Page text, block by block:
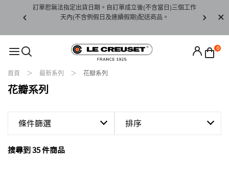
下水)，若
訂單恕無法指定出貨日期。自訂單成立後(不含當日)三個工作
天內(不含例假日及連續假期)配送商品。
請至
0
首頁 最新系列 花瓣系列
花瓣系列
條件篩選 排序
搜尋到 35 件商品